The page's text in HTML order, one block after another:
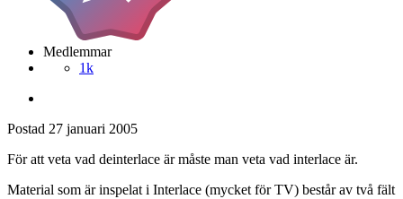
Medlemmar
1k
Postad 27 januari 2005
För att veta vad deinterlace är måste man veta vad interlace är.
Material som är inspelat i Interlace (mycket för TV) består av två fält